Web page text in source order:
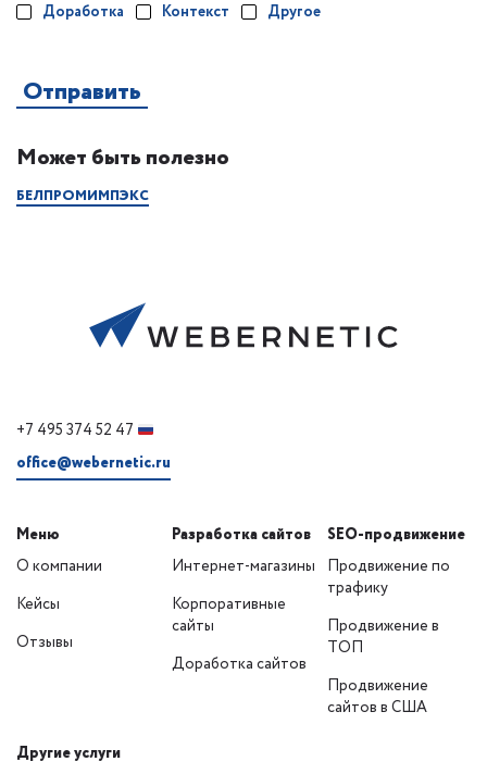
Доработка
Контекст
Другое
Может быть полезно
БЕЛПРОМИМПЭКС
+7 495 374 52 47
office@webernetic.ru
Меню
О компании
Кейсы
Отзывы
Разработка сайтов
Интернет-магазины
Корпоративные
сайты
Доработка сайтов
SEO-продвижение
Продвижение по
трафику
Продвижение в
ТОП
Продвижение
сайтов в США
Другие услуги